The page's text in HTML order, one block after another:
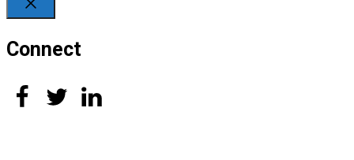
Connect